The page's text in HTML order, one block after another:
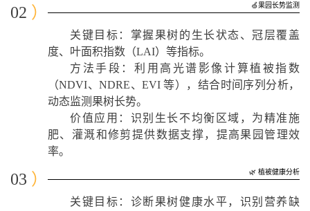
02 ） 🍏果园长势监测
关键目标：掌握果树的生长状态、冠层覆盖
度、叶面积指数（LAI）等指标。
方法手段：利用高光谱影像计算植被指数
（NDVI、NDRE、EVI 等），结合时间序列分析，
动态监测果树长势。
价值应用：识别生长不均衡区域，为精准施
肥、灌溉和修剪提供数据支撑，提高果园管理效
率。
03 ） 🌿 植被健康分析
关键目标：诊断果树健康水平，识别营养缺